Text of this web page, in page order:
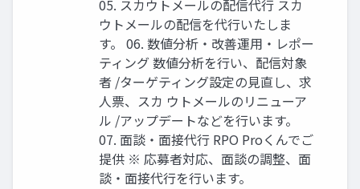
05. スカウトメールの配信代行 スカ
ウトメールの配信を代行いたしま
す。 06. 数値分析・改善運用・レポー
ティング 数値分析を行い、配信対象
者 /ターゲティング設定の見直し、求
人票、スカ ウトメールのリニューア
ル /アップデートなどを行います。
07. 面談・面接代行 RPO Proくんでご
提供 ※ 応募者対応、面談の調整、面
談・面接代行を行います。